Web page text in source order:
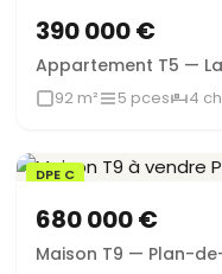
390 000 €
Appartement T5 —
92 m² 5 pces 4
DPE C
680 000 €
Maison T9 — Plan-